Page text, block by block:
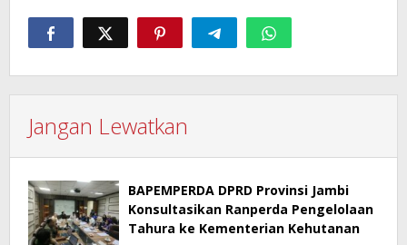
Jangan Lewatkan
BAPEMPERDA DPRD Provinsi Jambi
Konsultasikan Ranperda Pengelolaan
Tahura ke Kementerian Kehutanan